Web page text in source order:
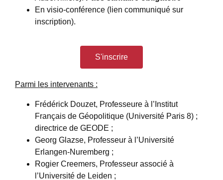
En visio-conférence (lien communiqué sur
inscription).
S'inscrire
Parmi les intervenants :
Frédérick Douzet, Professeure à l’Institut
Français de Géopolitique (Université Paris 8) ;
directrice de GEODE ;
Georg Glazse, Professeur à l’Université
Erlangen-Nuremberg ;
Rogier Creemers, Professeur associé à
l’Université de Leiden ;